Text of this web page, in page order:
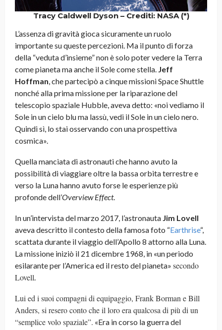
Tracy Caldwell Dyson – Crediti: NASA (*)
L’assenza di gravità gioca sicuramente un ruolo
importante su queste percezioni. Ma il punto di forza
della “veduta d’insieme” non è solo poter vedere la Terra
come pianeta ma anche il Sole come stella. Jeff
Hoffman , che partecipò a cinque missioni Space Shuttle
nonché alla prima missione per la riparazione del
telescopio spaziale Hubble, aveva detto: «noi vediamo il
Sole in un cielo blu ma lassù, vedi il Sole in un cielo nero.
Quindi sì, lo stai osservando con una prospettiva
cosmica».
Quella manciata di astronauti che hanno avuto la
possibilità di viaggiare oltre la bassa orbita terrestre e
verso la Luna hanno avuto forse le esperienze più
profonde dell’Overview Effect.
In un’intervista del marzo 2017, l’astronauta Jim Lovell
aveva descritto il contesto della famosa foto “Earthrise“,
scattata durante il viaggio dell’Apollo 8 attorno alla Luna.
La missione iniziò il 21 dicembre 1968, in «un periodo
esilarante per l’America ed il resto del pianeta» secondo
Lovell
Lui ed i suoi compagni di equipaggio, Frank Borman e Bill
Anders, si resero conto che il loro era qualcosa di più di un
“semplice volo spaziale”. «Era in corso la guerra del